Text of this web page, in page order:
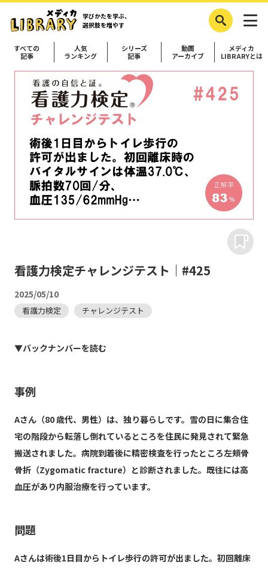
学びかたを学ぶ、
選択肢を増やす
すべての
記事
人気
ランキング
シリーズ
記事
動画
アーカイブ
メディカ
LIBRARYとは
看護力検定チャレンジテスト｜#425
2025/05/10
看護力検定 チャレンジテスト
▼バックナンバーを読む
事例
Aさん（80 歳代、男性）は、独り暮らしです。雪の日に集合住
宅の階段から転落し倒れているところを住民に発見されて緊急
搬送されました。病院到着後に精密検査を行ったところ左頬骨
骨折（Zygomatic fracture）と診断されました。既往には高
血圧があり内服治療を行っています。
問題
Aさんは術後1日目からトイレ歩行の許可が出ました。初回離床